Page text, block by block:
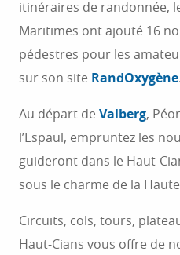
itinéraires de randonnée,
Maritimes ont ajouté 16
pédestres pour les
sur son site RandOxygène.
Au départ de Valberg,
l’Espaul, empruntez les
guideront dans le Haut-
sous le charme de la
Circuits, cols, tours,
Haut-Cians vous offre de